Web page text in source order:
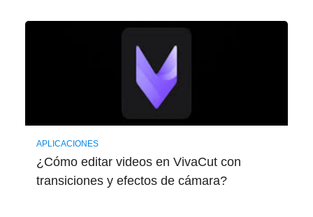
APLICACIONES
¿Cómo editar videos en VivaCut con
transiciones y efectos de cámara?